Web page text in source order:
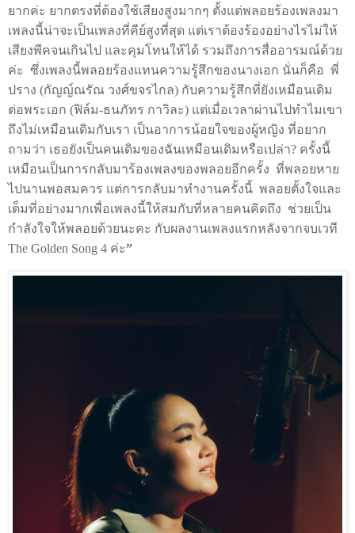
ยากค่ะ ยากตรงที่ต้องใช้เสียงสูงมากๆ ตั้งแต่พลอยร้องเพลงมา
เพลงนี้น่าจะเป็นเพลงที่คีย์สูงที่สุด แต่เราต้องร้องอย่างไรไม่ให้
เสียงพีคจนเกินไป และคุมโทนให้ได้ รวมถึงการสื่ออารมณ์ด้วย
ค่ะ ซึ่งเพลงนี้พลอยร้องแทนความรู้สึกของนางเอก นั่นก็คือ พี่
ปราง (กัญญ์ณรัณ วงศ์ขจรไกล) กับความรู้สึกที่ยังเหมือนเดิม
ต่อพระเอก (ฟิล์ม-ธนภัทร กาวิละ) แต่เมื่อเวลาผ่านไปทำไมเขา
ถึงไม่เหมือนเดิมกับเรา เป็นอาการน้อยใจของผู้หญิง ที่อยาก
ถามว่า เธอยังเป็นคนเดิมของฉันเหมือนเดิมหรือเปล่า? ครั้งนี้
เหมือนเป็นการกลับมาร้องเพลงของพลอยอีกครั้ง ที่พลอยหาย
ไปนานพอสมควร แต่การกลับมาทำงานครั้งนี้ พลอยตั้งใจและ
เต็มที่อย่างมากเพื่อเพลงนี้ให้สมกับที่หลายคนคิดถึง ช่วยเป็น
กำลังใจให้พลอยด้วยนะคะ กับผลงานเพลงแรกหลังจากจบเวที
The Golden Song 4 ค่ะ”